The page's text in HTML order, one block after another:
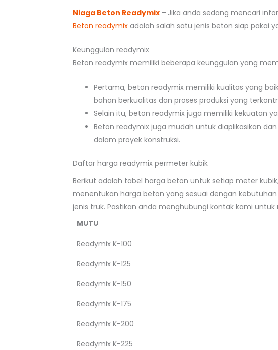
Niaga Beton Readymix – Jika anda sedang mencari
Beton readymix adalah salah satu jenis beton siap pakai
Keunggulan readymix
Beton readymix memiliki beberapa keunggulan yang
Pertama, beton readymix memiliki kualitas yang
bahan berkualitas dan proses produksi yang
Selain itu, beton readymix juga memiliki kekuatan
Beton readymix juga mudah untuk diaplikasikan
dalam proyek konstruksi.
Daftar harga readymix permeter kubik
Berikut adalah tabel harga beton untuk setiap meter
menentukan harga beton yang sesuai dengan
jenis truk. Pastikan anda menghubungi kontak kami
MUTU
Readymix K-100
Readymix K-125
Readymix K-150
Readymix K-175
Readymix K-200
Readymix K-225